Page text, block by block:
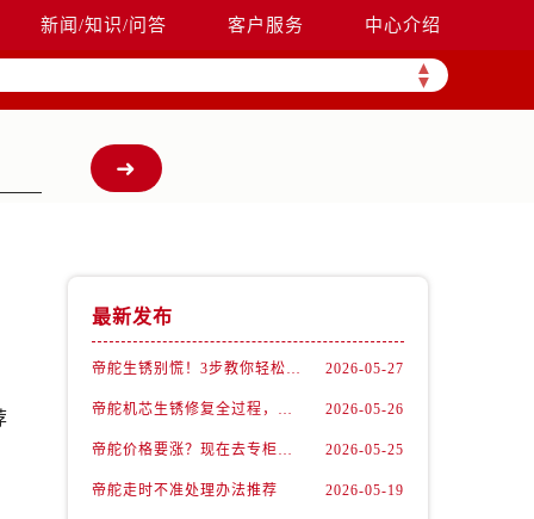
新闻/知识/问答 客户服务 中心介绍
▲
▼
最新发布
帝舵生锈别慌！3步教你轻松拯救爱表 2026-05-27
帝舵机芯生锈修复全过程，看完我惊呆了！ 2026-05-26
帝舵价格要涨？现在去专柜还能抄底这些款 2026-05-25
帝舵走时不准处理办法推荐 2026-05-19